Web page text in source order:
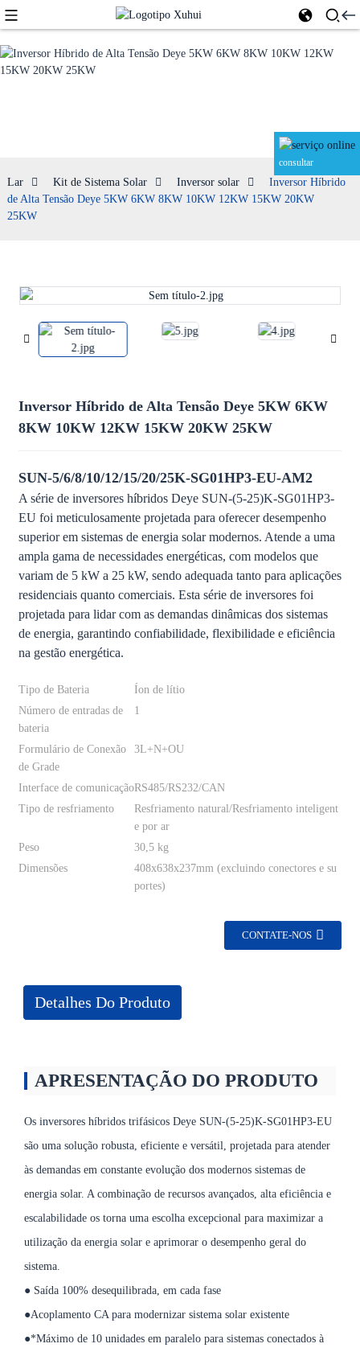
consultar
Lar Kit de Sistema Solar Inversor solar
Inversor Híbrido
de Alta Tensão Deye 5KW 6KW 8KW 10KW 12KW 15KW 20KW
25KW
Inversor Híbrido de Alta Tensão Deye 5KW 6KW
8KW 10KW 12KW 15KW 20KW 25KW
SUN-5/6/8/10/12/15/20/25K-SG01HP3-EU-AM2
A série de inversores híbridos Deye SUN-(5-25)K-SG01HP3-
EU foi meticulosamente projetada para oferecer desempenho
superior em sistemas de energia solar modernos. Atende a uma
ampla gama de necessidades energéticas, com modelos que
variam de 5 kW a 25 kW, sendo adequada tanto para aplicações
residenciais quanto comerciais. Esta série de inversores foi
projetada para lidar com as demandas dinâmicas dos sistemas
de energia, garantindo confiabilidade, flexibilidade e eficiência
na gestão energética.
Tipo de Bateria
Íon de lítio
Número de entradas de
bateria
1
Formulário de Conexão
de Grade
3L+N+OU
Interface de comunicaçãoRS485/RS232/CAN
Tipo de resfriamento
Resfriamento natural/Resfriamento inteligent
e por ar
Peso
30,5 kg
Dimensões
408x638x237mm (excluindo conectores e su
portes)
CONTATE-NOS
Detalhes Do Produto
APRESENTAÇÃO DO PRODUTO
Os inversores híbridos trifásicos Deye SUN-(5-25)K-SG01HP3-EU
são uma solução robusta, eficiente e versátil, projetada para atender
às demandas em constante evolução dos modernos sistemas de
energia solar. A combinação de recursos avançados, alta eficiência e
escalabilidade os torna uma escolha excepcional para maximizar a
utilização da energia solar e aprimorar o desempenho geral do
sistema.
● Saída 100% desequilibrada, em cada fase
●Acoplamento CA para modernizar sistema solar existente
●*Máximo de 10 unidades em paralelo para sistemas conectados à